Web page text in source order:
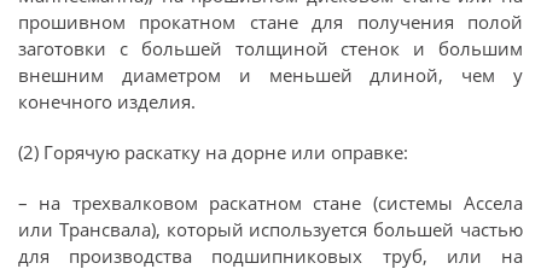
прошивном прокатном стане для получения полой
заготовки с большей толщиной стенок и большим
внешним диаметром и меньшей длиной, чем у
конечного изделия.
(2) Горячую раскатку на дорне или оправке:
– на трехвалковом раскатном стане (системы Ассела
или Трансвала), который используется большей частью
для производства подшипниковых труб, или на